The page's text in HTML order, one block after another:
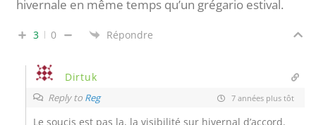
hivernale en même temps qu’un grégario estival.
3 0 Répondre
Dirtuk
Reply to Reg 7 années plus tôt
Le soucis est pas la, la visibilité sur hivernal d’accord.